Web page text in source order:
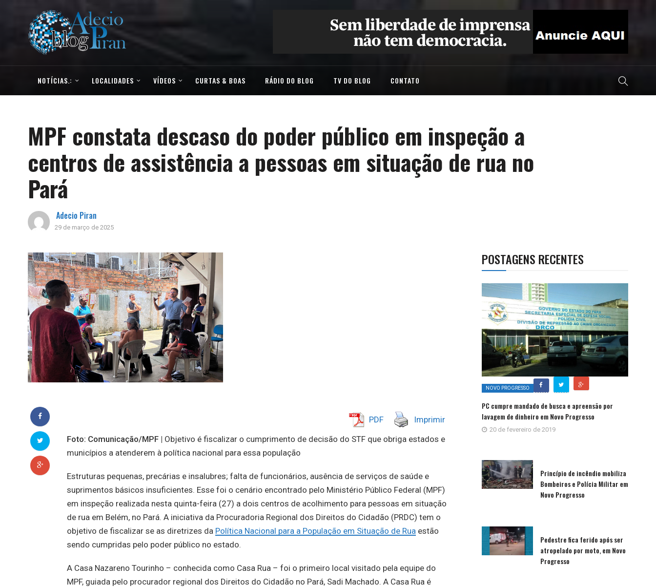
NOTÍCIAS.: LOCALIDADES VÍDEOS CURTAS & BOAS RÁDIO DO BLOG TV DO BLOG CONTATO
MPF constata descaso do poder público em inspeção a
centros de assistência a pessoas em situação de rua no
Pará
Adecio Piran
29 de março de 2025
PDF Imprimir
Foto: Comunicação/MPF | Objetivo é fiscalizar o cumprimento de decisão do STF que obriga estados e
municípios a atenderem à política nacional para essa população
Estruturas pequenas, precárias e insalubres; falta de funcionários, ausência de serviços de saúde e
suprimentos básicos insuficientes. Esse foi o cenário encontrado pelo Ministério Público Federal (MPF)
em inspeção realizada nesta quinta-feira (27) a dois centros de acolhimento para pessoas em situação
de rua em Belém, no Pará. A iniciativa da Procuradoria Regional dos Direitos do Cidadão (PRDC) tem o
objetivo de fiscalizar se as diretrizes da Política Nacional para a População em Situação de Rua estão
sendo cumpridas pelo poder público no estado.
A Casa Nazareno Tourinho – conhecida como Casa Rua – foi o primeiro local visitado pela equipe do
MPF, guiada pelo procurador regional dos Direitos do Cidadão no Pará, Sadi Machado. A Casa Rua é
POSTAGENS RECENTES
NOVO PROGRESSO
PC cumpre mandado de busca e apreensão por
lavagem de dinheiro em Novo Progresso
20 de fevereiro de 2019
Princípio de incêndio mobiliza
Bombeiros e Polícia Militar em
Novo Progresso
Pedestre fica ferido após ser
atropelado por moto, em Novo
Progresso